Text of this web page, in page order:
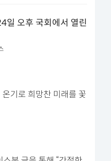
기로 희망찬 미래를 꽃